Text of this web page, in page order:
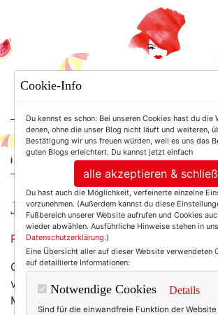
For Women. Not
Jauchzet! Frohlocket!
Remember?
Gesagt. Getan. Und gehört: Das
von Johann Sebastian Bach. Im
Münchner Residenz.
Cookie-Info
Du kennst es schon: Bei unseren Cookies hast du die
denen, ohne die unser Blog nicht läuft und weiteren,
Bestätigung wir uns freuen würden, weil es uns das
guten Blogs erleichtert. Du kannst jetzt einfach
alle akzeptieren &
Du hast auch die Möglichkeit, verfeinerte einzelne
vorzunehmen. (Außerdem kannst du diese
Fußbereich unserer Website aufrufen und Cookies
wieder abwählen. Ausführliche Hinweise stehen in
Datenschutzerklärung.)
Eine Übersicht aller auf dieser Website verwendeten
auf detaillierte Informationen:
Notwendige Cookies Details
Sind für die einwandfreie Funktion der